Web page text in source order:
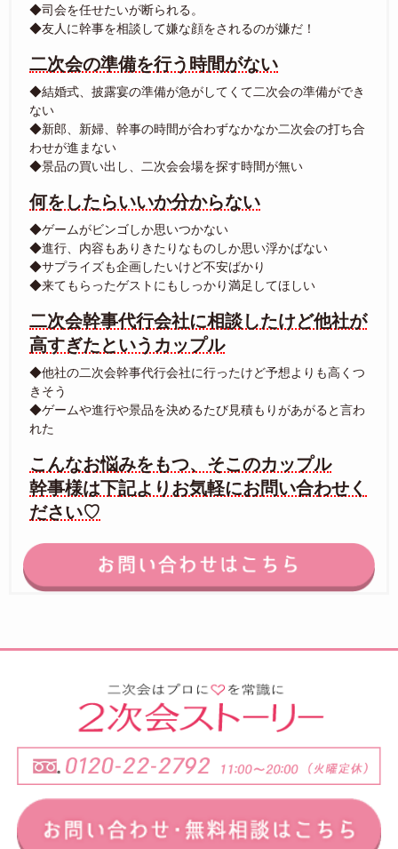
◆司会を任せたいが断られる。
◆友人に幹事を相談して嫌な顔をされるのが嫌だ！
二次会の準備を行う時間がない
◆結婚式、披露宴の準備が急がしてくて二次会の準備ができ
ない
◆新郎、新婦、幹事の時間が合わずなかなか二次会の打ち合
わせが進まない
◆景品の買い出し、二次会会場を探す時間が無い
何をしたらいいか分からない
◆ゲームがビンゴしか思いつかない
◆進行、内容もありきたりなものしか思い浮かばない
◆サプライズも企画したいけど不安ばかり
◆来てもらったゲストにもしっかり満足してほしい
二次会幹事代行会社に相談したけど他社が
高すぎたというカップル
◆他社の二次会幹事代行会社に行ったけど予想よりも高くつ
きそう
◆ゲームや進行や景品を決めるたび見積もりがあがると言わ
れた
こんなお悩みをもつ、そこのカップル
幹事様は下記よりお気軽にお問い合わせく
ださい♡